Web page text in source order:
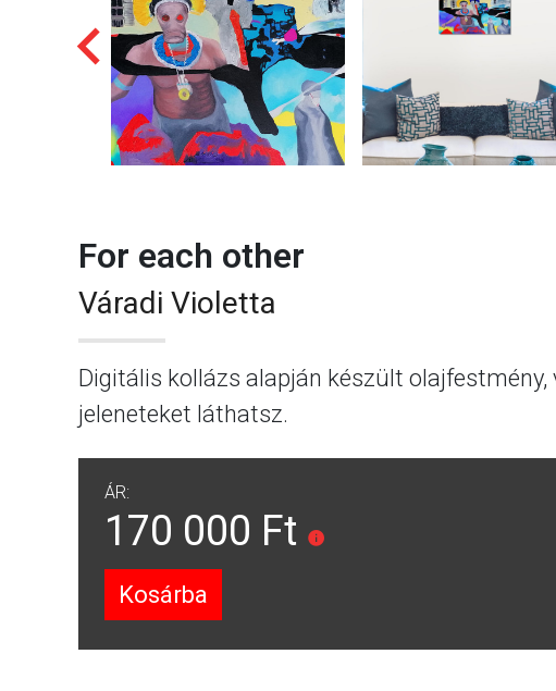
For each other
Váradi Violetta
Digitális kollázs alapján készült
jeleneteket láthatsz.
ÁR:
170 000 Ft
Kosárba